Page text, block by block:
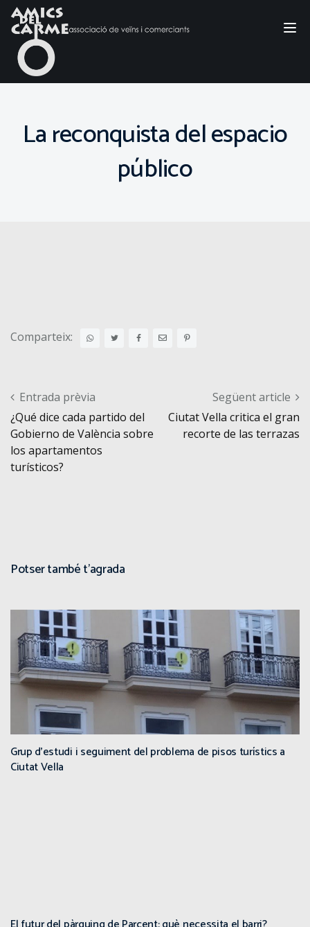
La reconquista del espacio
público
Comparteix:
Post navigation
Entrada prèvia
¿Qué dice cada partido del
Gobierno de València sobre
los apartamentos
turísticos?
Següent article
Ciutat Vella critica el gran
recorte de las terrazas
Potser també t'agrada
Grup d’estudi i seguiment del problema de pisos turístics a
Ciutat Vella